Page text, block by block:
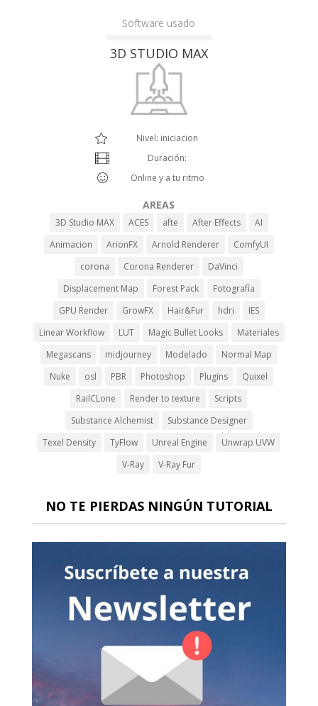
Software usado
3D STUDIO MAX
Nivel: iniciacion
Duración:
Online y a tu ritmo
AREAS
3D Studio MAX ACES afte After Effects
AI
Animacion
ArionFX Arnold Renderer
ComfyUI
corona
Corona Renderer
DaVinci
Displacement Map
Forest Pack
Fotografía
GPU Render
GrowFX Hair&Fur hdri
IES
Linear Workflow
LUT Magic Bullet Looks
Materiales
Megascans
midjourney Modelado
Normal Map
Nuke
osl PBR Photoshop Plugins
Quixel
RailCLone
Render to texture
Scripts
Substance Alchemist
Substance Designer
Texel Density
TyFlow Unreal Engine
Unwrap UVW
V-Ray
V-Ray Fur
NO TE PIERDAS NINGÚN TUTORIAL